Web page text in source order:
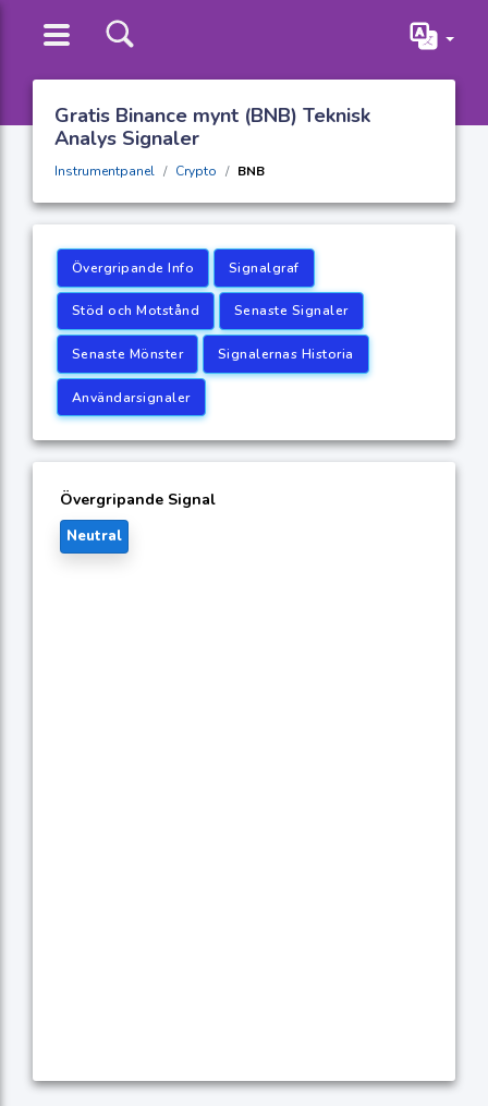
Gratis Binance mynt (BNB) Teknisk
Analys Signaler
Instrumentpanel Crypto BNB
Övergripande Info Signalgraf
Stöd och Motstånd Senaste Signaler
Senaste Mönster Signalernas Historia
Användarsignaler
Övergripande Signal
Neutral